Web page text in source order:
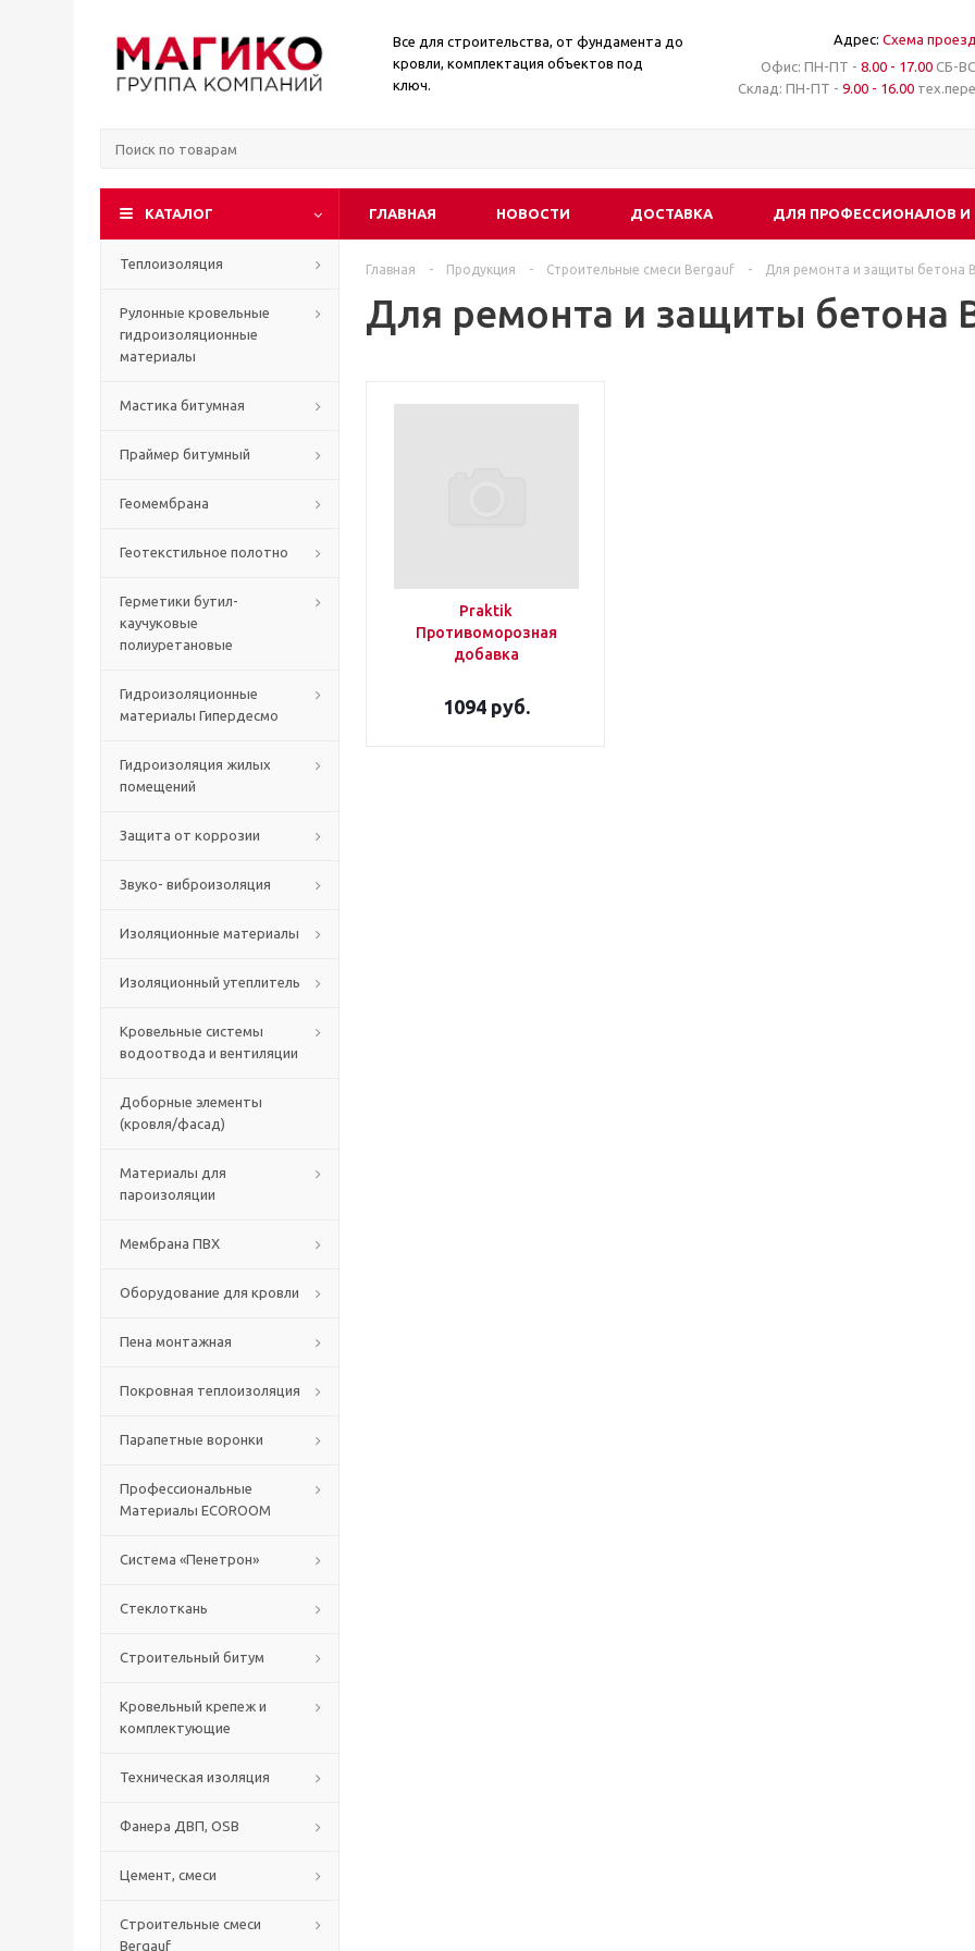
Все для строительства, от фундамента до
кровли, комплектация объектов под
ключ.
Адрес: Схема
Офис: ПН-ПТ - 8.00 - 17.00 СБ-
Склад: ПН-ПТ - 9.00 - 16.00
КАТАЛОГ ГЛАВНАЯ НОВОСТИ ДОСТАВКА ДЛЯ ПРОФЕССИОНАЛОВ И
Теплоизоляция
Рулонные кровельные
гидроизоляционные
материалы
Мастика битумная
Праймер битумный
Геомембрана
Геотекстильное полотно
Герметики бутил-
каучуковые
полиуретановые
Гидроизоляционные
материалы Гипердесмо
Гидроизоляция жилых
помещений
Защита от коррозии
Звуко- виброизоляция
Изоляционные материалы
Изоляционный утеплитель
Кровельные системы
водоотвода и вентиляции
Доборные элементы
(кровля/фасад)
Материалы для
пароизоляции
Мембрана ПВХ
Оборудование для кровли
Пена монтажная
Покровная теплоизоляция
Парапетные воронки
Профессиональные
Материалы ECOROOM
Система «Пенетрон»
Стеклоткань
Строительный битум
Кровельный крепеж и
комплектующие
Техническая изоляция
Фанера ДВП, OSB
Цемент, смеси
Строительные смеси
Bergauf
Главная - Продукция - Строительные смеси Bergauf - Для ремонта и защиты бетона
Для ремонта и защиты бетона
Praktik
Противоморозная
добавка
1094 руб.